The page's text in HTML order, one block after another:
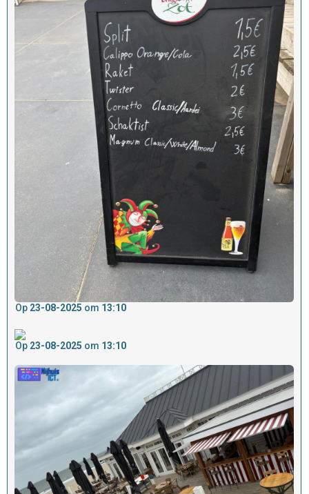
Op 23-08-2025 om 13:10
Op 23-08-2025 om 13:10